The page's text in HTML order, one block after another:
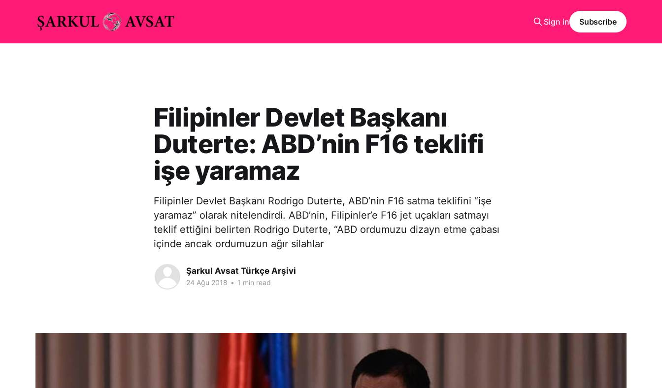
Sign in Subscribe
Filipinler Devlet Başkanı
Duterte: ABD’nin F16 teklifi
işe yaramaz
Filipinler Devlet Başkanı Rodrigo Duterte, ABD’nin F16 satma teklifini “işe
yaramaz” olarak nitelendirdi. ABD’nin, Filipinler’e F16 jet uçakları satmayı
teklif ettiğini belirten Rodrigo Duterte, “ABD ordumuzu dizayn etme çabası
içinde ancak ordumuzun ağır silahlar
Şarkul Avsat Türkçe Arşivi
24 Ağu 2018 • 1 min read